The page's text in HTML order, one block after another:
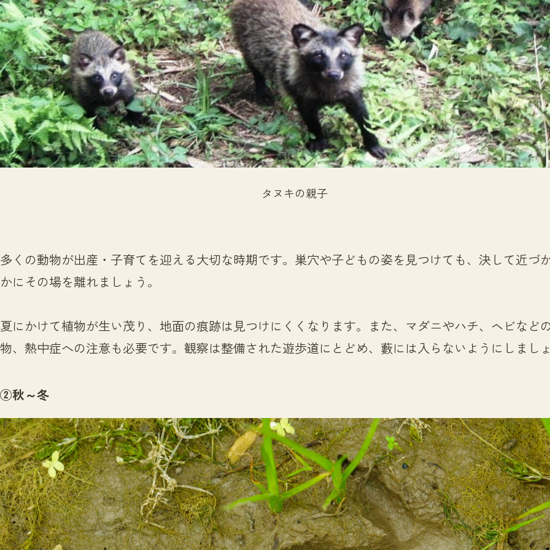
タヌキの親子
多くの動物が出産・子育てを迎える大切な時期です。巣穴や子どもの姿を見つけても、決して近づ
かにその場を離れましょう。
夏にかけて植物が生い茂り、地面の痕跡は見つけにくくなります。また、マダニやハチ、ヘビなど
物、熱中症への注意も必要です。観察は整備された遊歩道にとどめ、藪には入らないようにしまし
②秋～冬